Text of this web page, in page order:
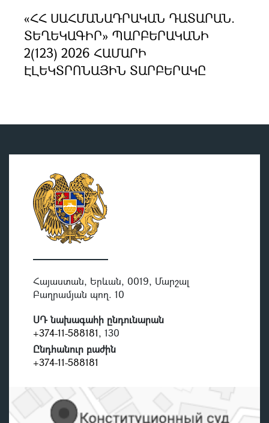
«ՀՀ ՍԱՀՄԱՆԱԴՐԱԿԱՆ ԴԱՏԱՐԱՆ.
ՏԵՂԵԿԱԳԻՐ» ՊԱՐԲԵՐԱԿԱՆԻ
2(123) 2026 ՀԱՄԱՐԻ
ԷԼԵԿՏՐՈՆԱՅԻՆ ՏԱՐԲԵՐԱԿԸ
Հայաստան, Երևան, 0019, Մարշալ
Բաղրամյան պող. 10
ՍԴ նախագահի ընդունարան
+374-11-588181, 130
Ընդհանուր բաժին
+374-11-588181